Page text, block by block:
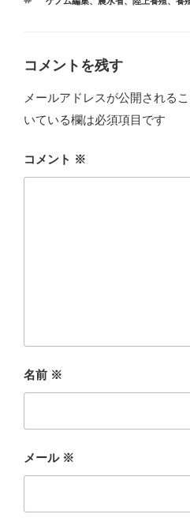
ゴ
コメントを残す
メールアドレスが公開される
いている欄は必須項目です
コメント ※
名前 ※
メール ※